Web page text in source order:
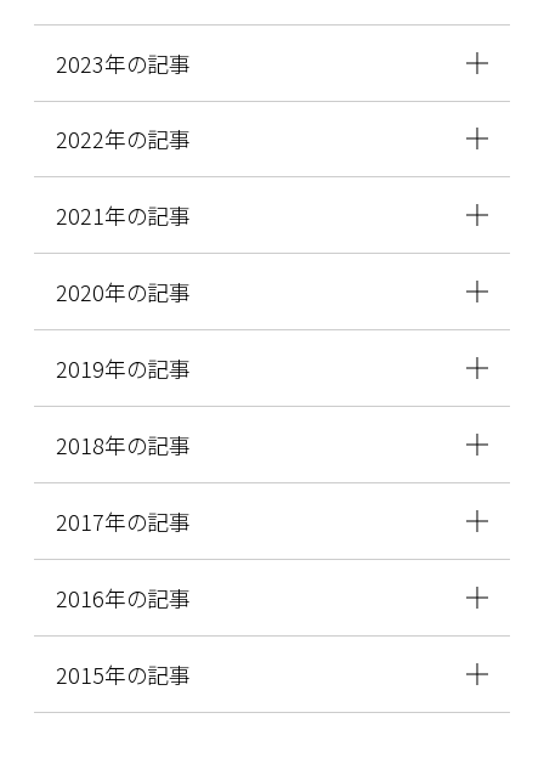
2023年の記事
2022年の記事
2021年の記事
2020年の記事
2019年の記事
2018年の記事
2017年の記事
2016年の記事
2015年の記事